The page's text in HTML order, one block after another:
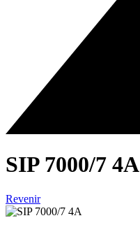
SIP 7000/7 4A
Revenir